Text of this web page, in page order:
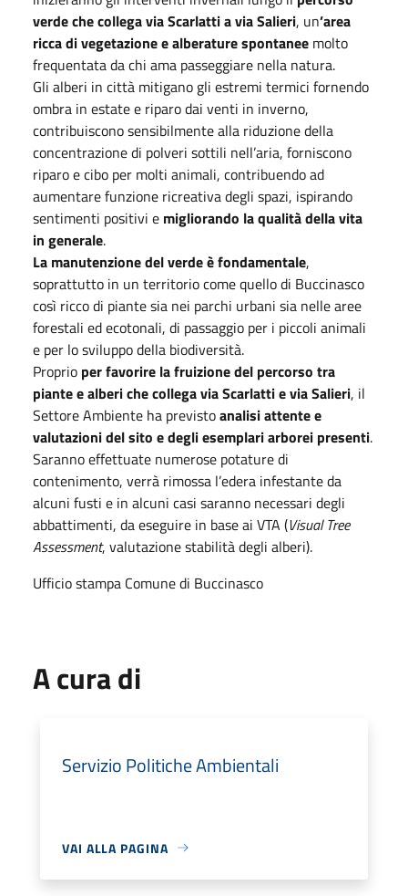
verde che collega via Scarlatti a via Salieri, un’area
ricca di vegetazione e alberature spontanee molto
frequentata da chi ama passeggiare nella natura.
Gli alberi in città mitigano gli estremi termici fornendo
ombra in estate e riparo dai venti in inverno,
contribuiscono sensibilmente alla riduzione della
concentrazione di polveri sottili nell’aria, forniscono
riparo e cibo per molti animali, contribuendo ad
aumentare funzione ricreativa degli spazi, ispirando
sentimenti positivi e migliorando la qualità della vita
in generale.
La manutenzione del verde è fondamentale,
soprattutto in un territorio come quello di Buccinasco
così ricco di piante sia nei parchi urbani sia nelle aree
forestali ed ecotonali, di passaggio per i piccoli animali
e per lo sviluppo della biodiversità.
Proprio per favorire la fruizione del percorso tra
piante e alberi che collega via Scarlatti e via Salieri, il
Settore Ambiente ha previstoanalisi attente e
valutazioni del sito e degli esemplari arborei presenti.
Saranno effettuate numerose potature di
contenimento, verrà rimossa l’edera infestante da
alcuni fusti e in alcuni casi saranno necessari degli
abbattimenti, da eseguire in base ai VTA (Visual Tree
Assessment, valutazione stabilità degli alberi).
Ufficio stampa Comune di Buccinasco
A cura di
Servizio Politiche Ambientali
VAI ALLA PAGINA